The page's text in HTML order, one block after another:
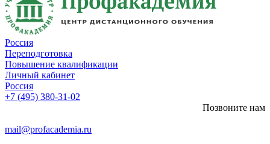
Россия
Переподготовка
Повышение квалификации
Личный кабинет
Россия
+7 (495) 380-31-02
Позвоните нам
mail@profacademia.ru